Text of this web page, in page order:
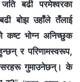
बढी परमेश्‍वरका
बोझ उहाँले तँलाई
कष्ट भोग्न अनिच्छुक
र परिणामस्वरूप,
गुमाउनेछन्। के